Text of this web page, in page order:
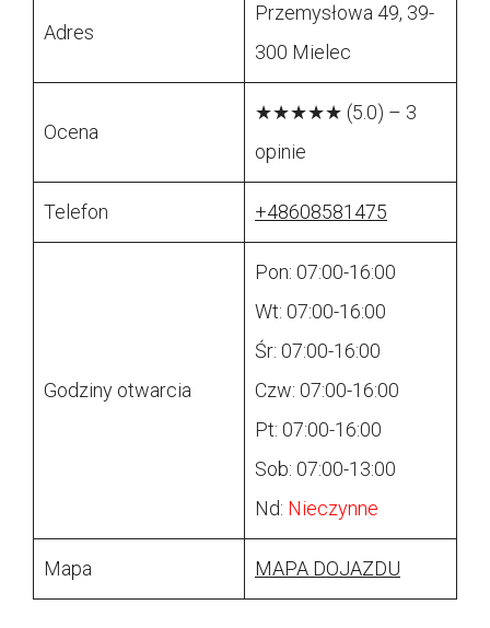
Adres
Przemysłowa 49, 39-
300 Mielec
Ocena
★★★★★ (5.0) – 3
opinie
Telefon +48608581475
Godziny otwarcia
Pon: 07:00-16:00
Wt: 07:00-16:00
Śr: 07:00-16:00
Czw: 07:00-16:00
Pt: 07:00-16:00
Sob: 07:00-13:00
Nd: Nieczynne
Mapa MAPA DOJAZDU